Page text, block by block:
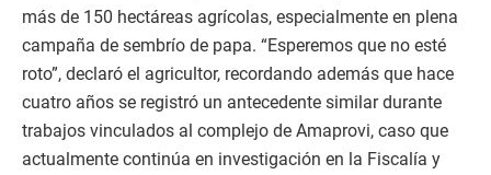
más de 150 hectáreas agrícolas, especialmente en plena
campaña de sembrío de papa. “Esperemos que no esté
roto”, declaró el agricultor, recordando además que hace
cuatro años se registró un antecedente similar durante
trabajos vinculados al complejo de Amaprovi, caso que
actualmente continúa en investigación en la Fiscalía y